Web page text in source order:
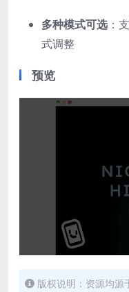
多种模式可选 ：
式调整
预览
版权说明：资源均源